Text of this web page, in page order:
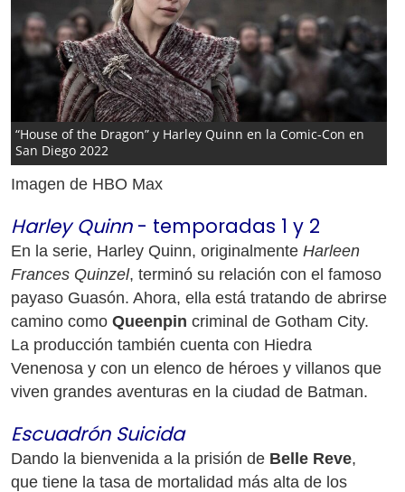
“House of the Dragon” y Harley Quinn en la Comic-Con en
San Diego 2022
Imagen de HBO Max
Harley Quinn- temporadas 1 y 2
En la serie, Harley Quinn, originalmente Harleen
Frances Quinzel, terminó su relación con el famoso
payaso Guasón. Ahora, ella está tratando de abrirse
camino como Queenpin criminal de Gotham City.
La producción también cuenta con Hiedra
Venenosa y con un elenco de héroes y villanos que
viven grandes aventuras en la ciudad de Batman.
Escuadrón Suicida
Dando la bienvenida a la prisión de Belle Reve,
que tiene la tasa de mortalidad más alta de los